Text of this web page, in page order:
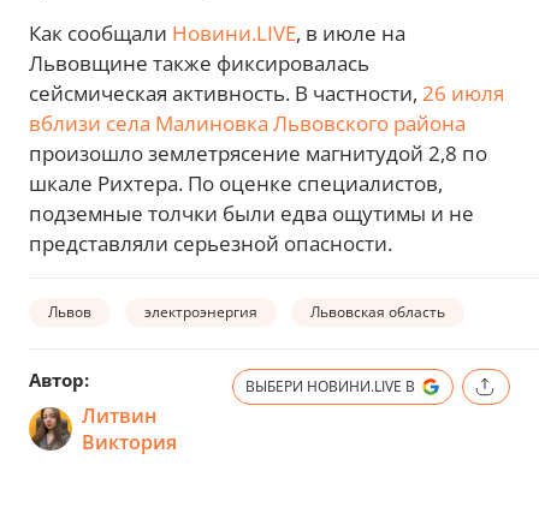
Как сообщали Новини.LIVE, в июле на
Львовщине также фиксировалась
сейсмическая активность. В частности, 26 июля
вблизи села Малиновка Львовского района
произошло землетрясение магнитудой 2,8 по
шкале Рихтера. По оценке специалистов,
подземные толчки были едва ощутимы и не
представляли серьезной опасности.
Львов электроэнергия Львовская область
Автор:
Литвин
Виктория
ВЫБЕРИ НОВИНИ.LIVE В